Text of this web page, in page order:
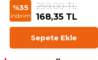
%35
indirim
259,00 TL
168,35 TL
Sepete Ekle